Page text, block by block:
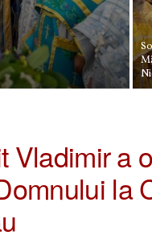
Vladimir a
la